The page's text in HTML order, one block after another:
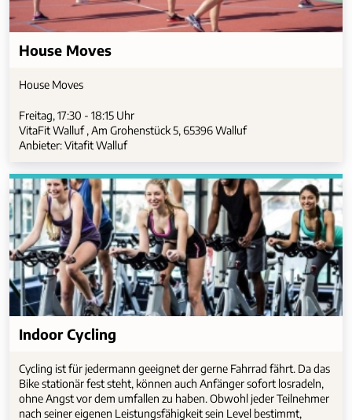
House Moves
House Moves
Freitag, 17:30 - 18:15 Uhr
VitaFit Walluf , Am Grohenstück 5, 65396 Walluf
Anbieter: Vitafit Walluf
Indoor Cycling
Cycling ist für jedermann geeignet der gerne Fahrrad fährt. Da das
Bike stationär fest steht, können auch Anfänger sofort losradeln,
ohne Angst vor dem umfallen zu haben. Obwohl jeder Teilnehmer
nach seiner eigenen Leistungsfähigkeit sein Level bestimmt,